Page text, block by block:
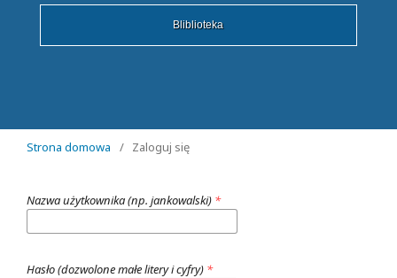
Bliblioteka
Strona domowa / Zaloguj się
Nazwa użytkownika (np. jankowalski) *
Hasło (dozwolone małe litery i cyfry) *